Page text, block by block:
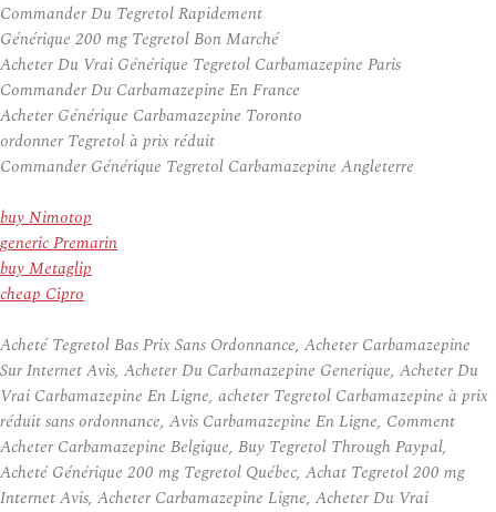
Commander Du Tegretol Rapidement
Générique 200 mg Tegretol Bon Marché
Acheter Du Vrai Générique Tegretol Carbamazepine Paris
Commander Du Carbamazepine En France
Acheter Générique Carbamazepine Toronto
ordonner Tegretol à prix réduit
Commander Générique Tegretol Carbamazepine Angleterre
buy Nimotop
generic Premarin
buy Metaglip
cheap Cipro
Acheté Tegretol Bas Prix Sans Ordonnance, Acheter Carbamazepine
Sur Internet Avis, Acheter Du Carbamazepine Generique, Acheter Du
Vrai Carbamazepine En Ligne, acheter Tegretol Carbamazepine à prix
réduit sans ordonnance, Avis Carbamazepine En Ligne, Comment
Acheter Carbamazepine Belgique, Buy Tegretol Through Paypal,
Acheté Générique 200 mg Tegretol Québec, Achat Tegretol 200 mg
Internet Avis, Acheter Carbamazepine Ligne, Acheter Du Vrai